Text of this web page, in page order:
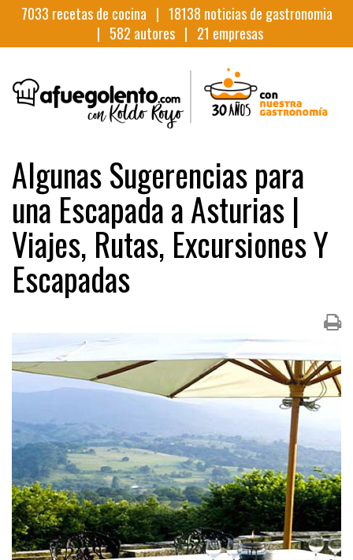
7033 recetas de cocina | 18138 noticias de gastronomia
| 582 autores | 21 empresas
Algunas Sugerencias para
una Escapada a Asturias |
Viajes, Rutas, Excursiones Y
Escapadas